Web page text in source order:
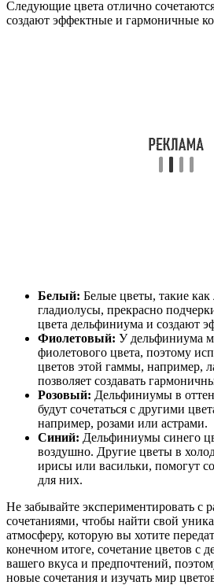
Следующие цвета отлично
создают эффектные и гармоничные
Белый: Белые цветы, такие
гладиолусы, прекрасно
цвета дельфиниума и создают
Фиолетовый: У дельфиниума
фиолетового цвета, поэтому
цветов этой гаммы, например,
позволяет создавать
Розовый: Дельфиниумы в
будут сочетаться с другими
например, розами или астрами.
Синий: Дельфиниумы синего
воздушно. Другие цветы в
ирисы или васильки, помогут
для них.
Не забывайте экспериментировать с
сочетаниями, чтобы найти свой
атмосферу, которую вы хотите
конечном итоге, сочетание цветов с
вашего вкуса и предпочтений,
новые сочетания и изучать мир